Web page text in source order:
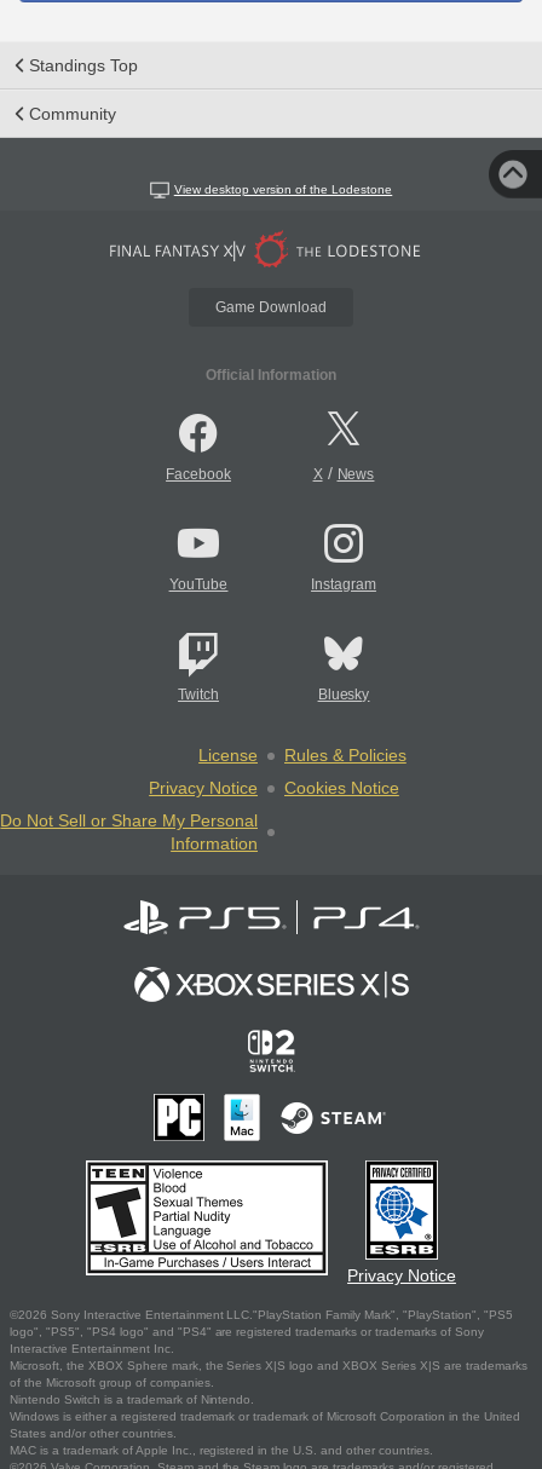
Standings Top
Community
View desktop version of the Lodestone
Game Download
Official Information
Facebook X/ News
YouTube Instagram
Twitch Bluesky
License
Rules & Policies
Privacy Notice
Cookies Notice
Do Not Sell or Share My Personal
Information
Privacy Notice
©2026 Sony Interactive Entertainment LLC."PlayStation Family Mark", "PlayStation", "PS5
logo", "PS5", "PS4 logo" and "PS4" are registered trademarks or trademarks of Sony
Interactive Entertainment Inc.
Microsoft, the XBOX Sphere mark, the Series X|S logo and XBOX Series X|S are trademarks
of the Microsoft group of companies.
Nintendo Switch is a trademark of Nintendo.
Windows is either a registered trademark or trademark of Microsoft Corporation in the United
States and/or other countries.
MAC is a trademark of Apple Inc., registered in the U.S. and other countries.